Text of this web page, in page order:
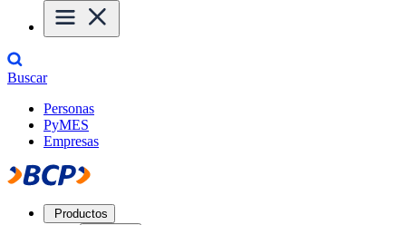
Buscar
Personas
PyMES
Empresas
Productos